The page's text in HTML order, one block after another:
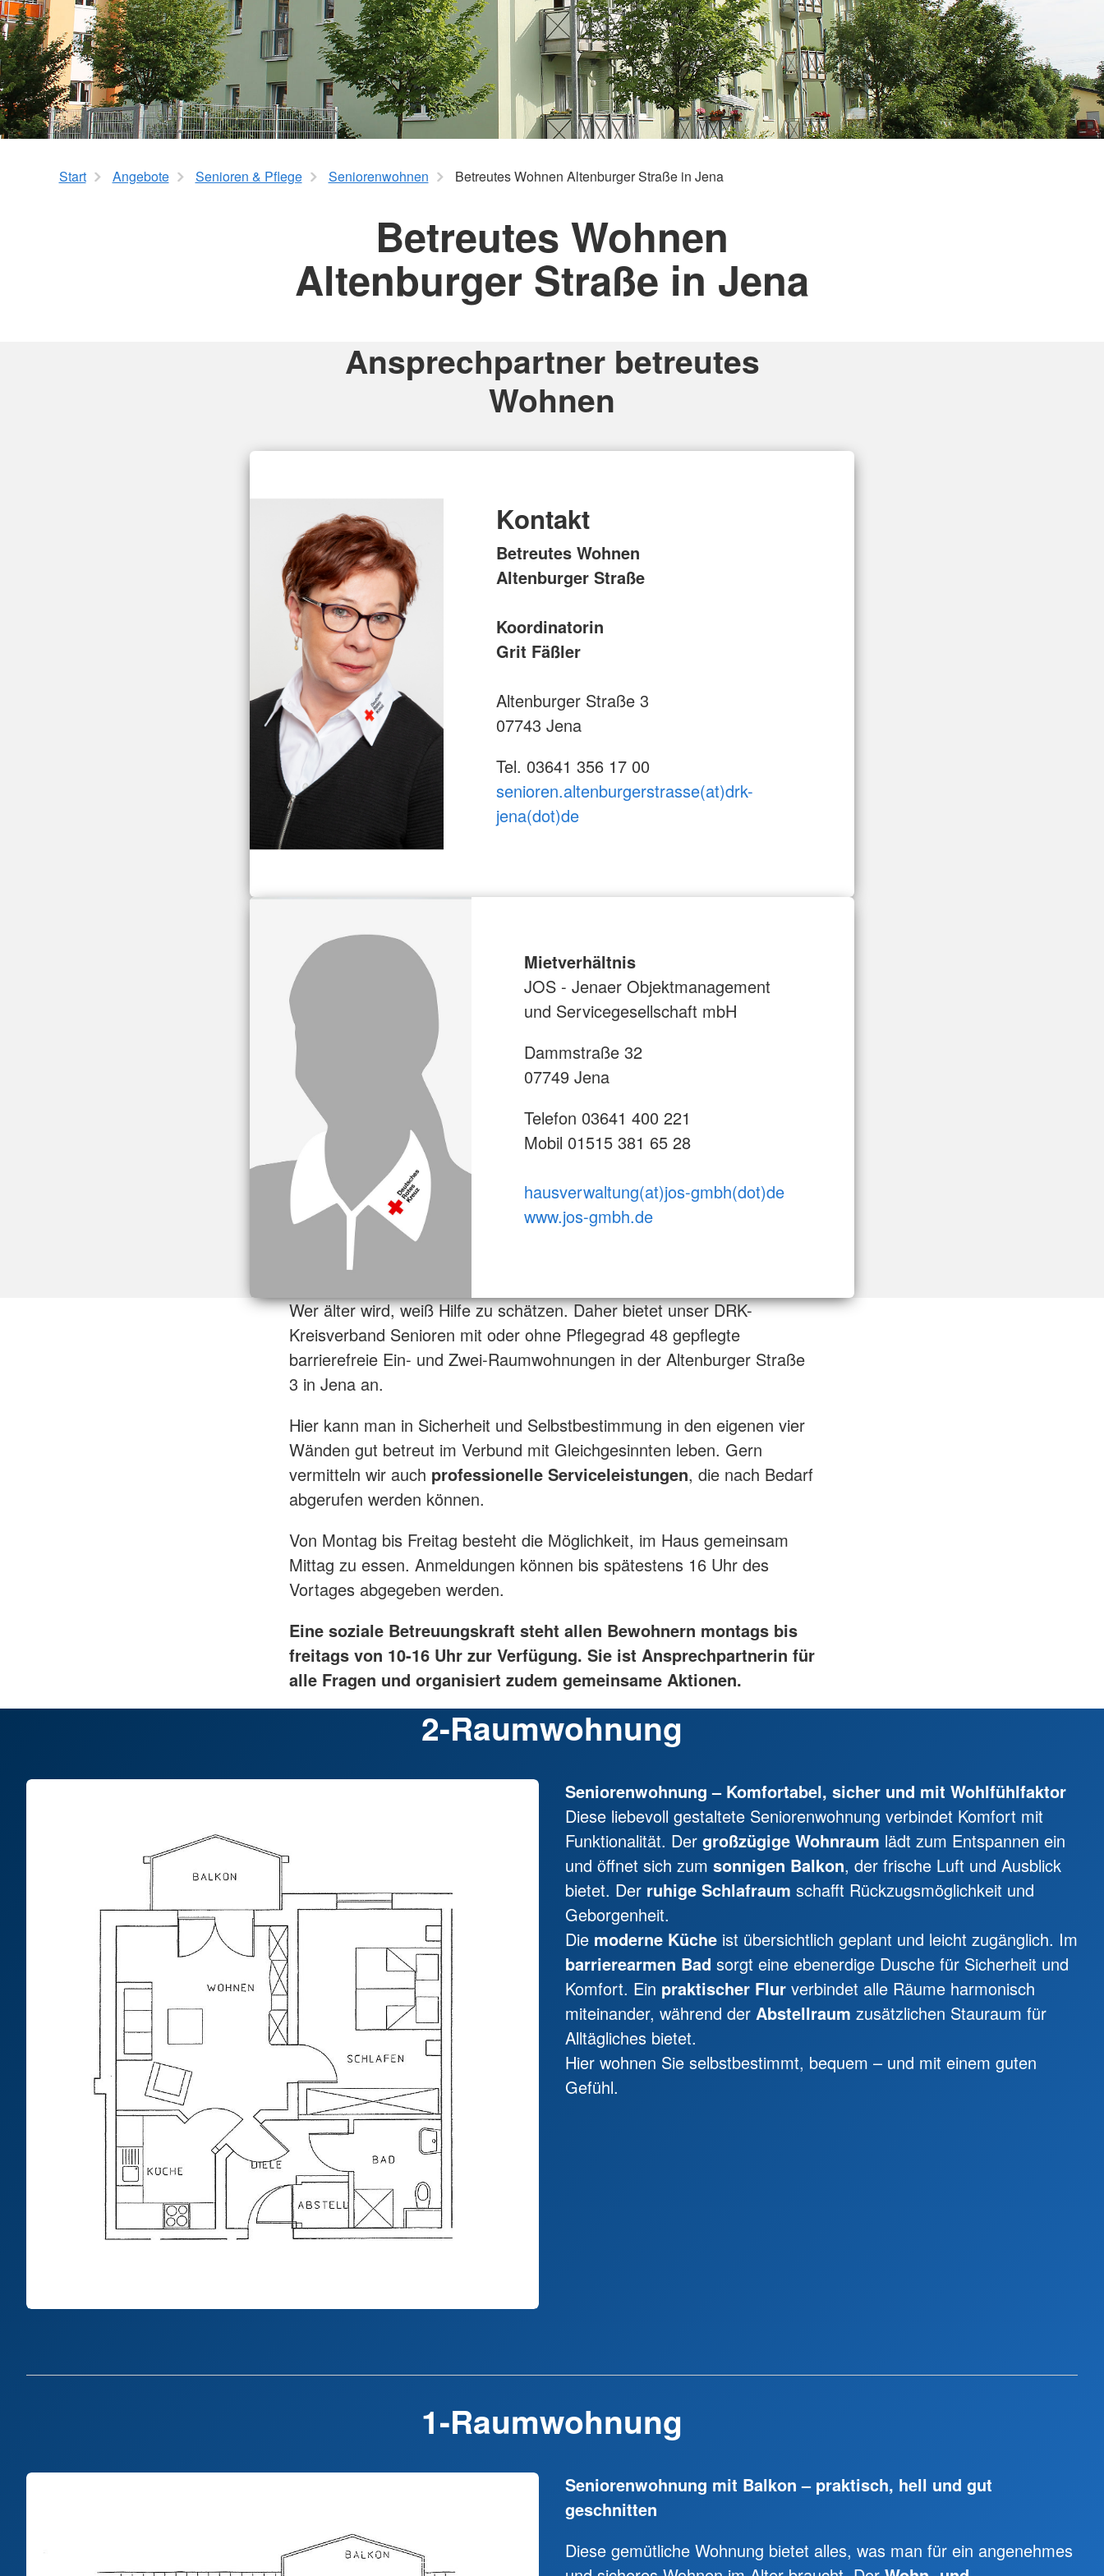
Pflegegradrechner
Geschichte
Start Angebote Senioren & Pflege Seniorenwohnen Betreutes Wohnen Altenburger Straße in Jena
Betreutes Wohnen
Altenburger Straße in Jena
Ansprechpartner betreutes
Wohnen
Kontakt
Betreutes Wohnen
Altenburger Straße
Koordinatorin
Grit Fäßler
Altenburger Straße 3
07743 Jena
Tel. 03641 356 17 00
senioren.altenburgerstrasse(at)drk-
jena(dot)de
Mietverhältnis
JOS - Jenaer Objektmanagement
und Servicegesellschaft mbH
Dammstraße 32
07749 Jena
Telefon 03641 400 221
Mobil 01515 381 65 28
hausverwaltung(at)jos-gmbh(dot)de
www.jos-gmbh.de
Wer älter wird, weiß Hilfe zu schätzen. Daher bietet unser DRK-
Kreisverband Senioren mit oder ohne Pflegegrad 48 gepflegte
barrierefreie Ein- und Zwei-Raumwohnungen in der Altenburger Straße
3 in Jena an.
Hier kann man in Sicherheit und Selbstbestimmung in den eigenen vier
Wänden gut betreut im Verbund mit Gleichgesinnten leben. Gern
vermitteln wir auch professionelle Serviceleistungen, die nach Bedarf
abgerufen werden können.
Von Montag bis Freitag besteht die Möglichkeit, im Haus gemeinsam
Mittag zu essen. Anmeldungen können bis spätestens 16 Uhr des
Vortages abgegeben werden.
Eine soziale Betreuungskraft steht allen Bewohnern montags bis
freitags von 10-16 Uhr zur Verfügung. Sie ist Ansprechpartnerin für
alle Fragen und organisiert zudem gemeinsame Aktionen.
2-Raumwohnung
Seniorenwohnung – Komfortabel, sicher und mit Wohlfühlfaktor
Diese liebevoll gestaltete Seniorenwohnung verbindet Komfort mit
Funktionalität. Der großzügige Wohnraum lädt zum Entspannen ein
und öffnet sich zum sonnigen Balkon, der frische Luft und Ausblick
bietet. Der ruhige Schlafraum schafft Rückzugs­möglichkeit und
Geborgenheit.
Die moderne Küche ist übersichtlich geplant und leicht zugänglich. Im
barrierearmen Bad sorgt eine ebenerdige Dusche für Sicherheit und
Komfort. Ein praktischer Flur verbindet alle Räume harmonisch
miteinander, während der Abstellraum zusätzlichen Stauraum für
Alltägliches bietet.
Hier wohnen Sie selbstbestimmt, bequem – und mit einem guten
Gefühl.
1-Raumwohnung
Seniorenwohnung mit Balkon – praktisch, hell und gut
geschnitten
Diese gemütliche Wohnung bietet alles, was man für ein angenehmes